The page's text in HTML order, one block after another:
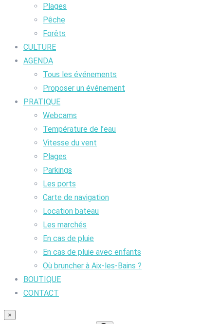
Plages
Pêche
Forêts
CULTURE
AGENDA
Tous les événements
Proposer un événement
PRATIQUE
Webcams
Température de l’eau
Vitesse du vent
Plages
Parkings
Les ports
Carte de navigation
Location bateau
Les marchés
En cas de pluie
En cas de pluie avec enfants
Où bruncher à Aix-les-Bains ?
BOUTIQUE
CONTACT
×